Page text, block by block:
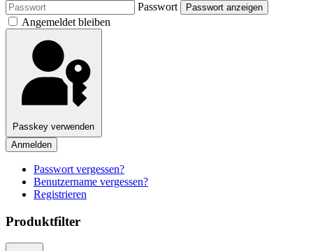
Passwort
Passwort anzeigen
Angemeldet bleiben
Passkey verwenden
Anmelden
Passwort vergessen?
Benutzername vergessen?
Registrieren
Produktfilter